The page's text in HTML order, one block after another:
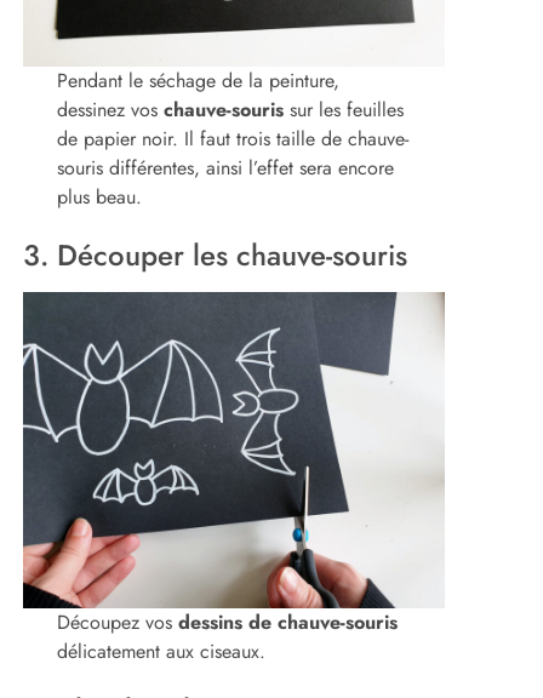
Pendant le séchage de la peinture,
dessinez vos chauve-souris sur les feuilles
de papier noir. Il faut trois taille de chauve-
souris différentes, ainsi l’effet sera encore
plus beau.
3. Découper les chauve-souris
Découpez vos dessins de chauve-souris
délicatement aux ciseaux.